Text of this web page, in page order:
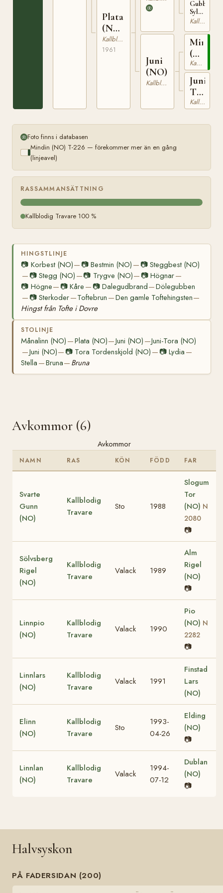
Plata
(NO)
T-
22405
Kallblodig Travare
1961
NT 45
Juni
(NO)
Kallblodig Travare
Gubben
Sylfiden
(NO)
254
Kallblodig Travare
Mindin
(NO)
T-
226
Kallblodig Travare
Juni-
Tora
(NO)
Kallblodig Travare
Foto finns i databasen
Mindin (NO) T-226 — förekommer mer än en gång
(linjeavel)
RASSAMMANSÄTTNING
Kallblodig Travare 100 %
HINGSTLINJE
📷 Korbest (NO)— 📷Bestmin (NO) — 📷 Steggbest (NO)
— 📷Stegg (NO) —📷 Trygve (NO)— 📷Högnar—
📷 Högne— 📷Kåre — 📷 Dalegudbrand—Dölegubben
— 📷Sterkoder—Toftebrun —Den gamle Toftehingsten—
Hingst från Tofte i Dovre
STOLINJE
Månalinn (NO) —Plata (NO)—Juni (NO) —Juni-Tora (NO)
—Juni (NO)— 📷 Tora Tordenskjold (NO) — 📷Lydia —
Stella —Bruna— Bruna
Avkommor (6)
Avkommor
NAMN RAS KÖN FÖDD FAR
Svarte
Gunn
(NO)
Kallblodig
Travare
Sto 1988
Slogum
Tor
(NO) N
2080
📷
Sölvsberg
Rigel
(NO)
Kallblodig
Travare
Valack 1989
Alm
Rigel
(NO)
📷
Linnpio
(NO)
Kallblodig
Travare
Valack 1990
Pio
(NO) N
2282
📷
Linnlars
(NO)
Kallblodig
Travare
Valack 1991
Finstad
Lars
(NO)
Elinn
(NO)
Kallblodig
Travare
Sto
1993-
04-26
Elding
(NO)
📷
Linnlan
(NO)
Kallblodig
Travare
Valack
1994-
07-12
Dublan
(NO)
📷
Halvsyskon
PÅ FADERSIDAN (200)